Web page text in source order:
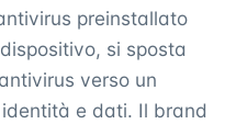
preinstallato
si sposta
verso un
e dati. Il brand